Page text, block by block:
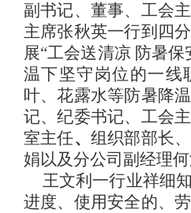
副书记、董事、工会
主席张秋英一行到四
展“工会送清凉 防暑
温下坚守岗位的一线
叶、花露水等防暑降
记、纪委书记、工会
室主任、 组织部部长
娟以及分公司副经理何
王文利一行业祥细
进度、使用安全的、